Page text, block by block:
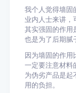
我个人觉得墙固
业内人士来讲，
其实强固的作用
也是为了后期腻
因为墙固的作用
一定要注意材料
为伪劣产品是起
用的负担。